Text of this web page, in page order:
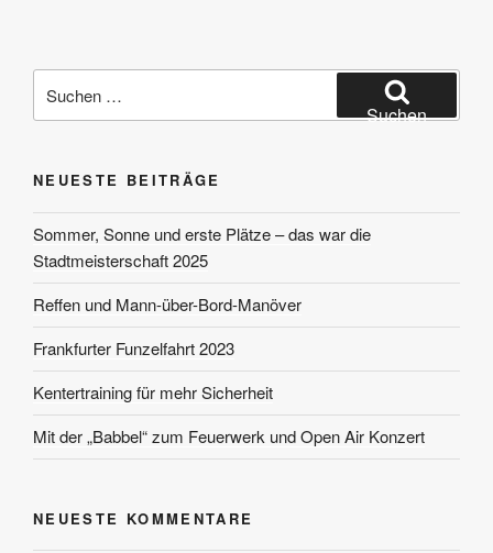
nach:
Suchen
NEUESTE BEITRÄGE
Sommer, Sonne und erste Plätze – das war die
Stadtmeisterschaft 2025
Reffen und Mann-über-Bord-Manöver
Frankfurter Funzelfahrt 2023
Kentertraining für mehr Sicherheit
Mit der „Babbel“ zum Feuerwerk und Open Air Konzert
NEUESTE KOMMENTARE